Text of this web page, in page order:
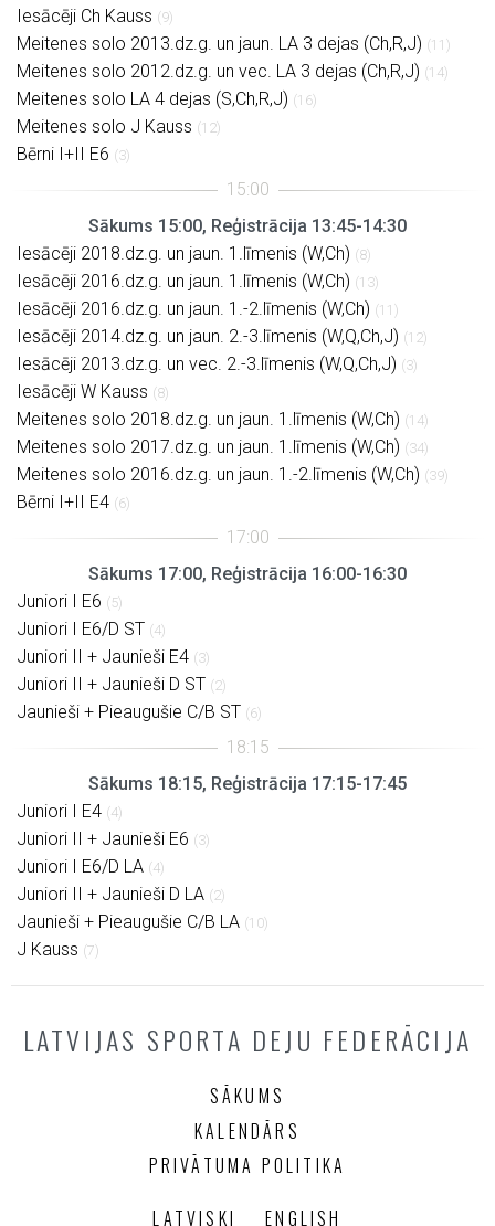
Iesācēji Ch Kauss (9)
Meitenes solo 2013.dz.g. un jaun. LA 3 dejas (Ch,R,J) (11)
Meitenes solo 2012.dz.g. un vec. LA 3 dejas (Ch,R,J) (14)
Meitenes solo LA 4 dejas (S,Ch,R,J) (16)
Meitenes solo J Kauss (12)
Bērni I+II E6 (3)
Sākums 15:00, Reģistrācija 13:45-14:30
Iesācēji 2018.dz.g. un jaun. 1.līmenis (W,Ch) (8)
Iesācēji 2016.dz.g. un jaun. 1.līmenis (W,Ch) (13)
Iesācēji 2016.dz.g. un jaun. 1.-2.līmenis (W,Ch) (11)
Iesācēji 2014.dz.g. un jaun. 2.-3.līmenis (W,Q,Ch,J) (12)
Iesācēji 2013.dz.g. un vec. 2.-3.līmenis (W,Q,Ch,J) (3)
Iesācēji W Kauss (8)
Meitenes solo 2018.dz.g. un jaun. 1.līmenis (W,Ch) (14)
Meitenes solo 2017.dz.g. un jaun. 1.līmenis (W,Ch) (34)
Meitenes solo 2016.dz.g. un jaun. 1.-2.līmenis (W,Ch) (39)
Bērni I+II E4 (6)
Sākums 17:00, Reģistrācija 16:00-16:30
Juniori I E6 (5)
Juniori I E6/D ST (4)
Juniori II + Jaunieši E4 (3)
Juniori II + Jaunieši D ST (2)
Jaunieši + Pieaugušie C/B ST (6)
Sākums 18:15, Reģistrācija 17:15-17:45
Juniori I E4 (4)
Juniori II + Jaunieši E6 (3)
Juniori I E6/D LA (4)
Juniori II + Jaunieši D LA (2)
Jaunieši + Pieaugušie C/B LA (10)
J Kauss (7)
LATVIJAS SPORTA DEJU FEDERĀCIJA
SĀKUMS
KALENDĀRS
PRIVĀTUMA POLITIKA
LATVISKI ENGLISH